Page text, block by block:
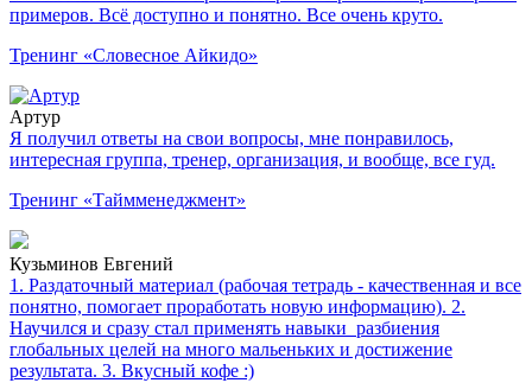
примеров. Всё доступно и понятно. Все очень круто.
Тренинг «Словесное Айкидо»
Артур
Я получил ответы на свои вопросы, мне понравилось,
интересная группа, тренер, организация, и вообще, все гуд.
Тренинг «Таймменеджмент»
Кузьминов Евгений
1. Раздаточный материал (рабочая тетрадь - качественная и все
понятно, помогает проработать новую информацию). 2.
Научился и сразу стал применять навыки разбиения
глобальных целей на много мальеньких и достижение
результата. 3. Вкусный кофе :)